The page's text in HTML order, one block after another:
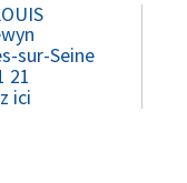
sur-Seine
21
ici